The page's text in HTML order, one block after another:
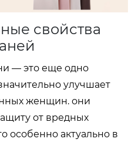
свойства
— это еще одно
улучшает
женщин. они
от вредных
особенно актуально в